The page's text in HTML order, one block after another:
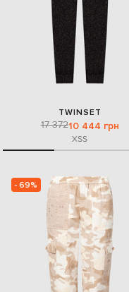
TWINSET
17 37210 444 грн
XSS
- 69%